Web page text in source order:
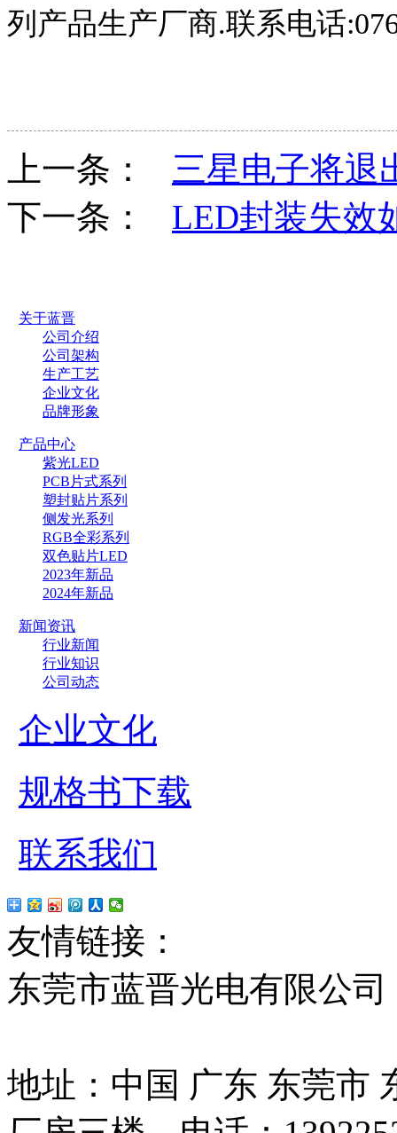
列产品生产厂商.联系电话
上一条： 三星电子将退
下一条： LED封装失效
关于蓝晋
公司介绍
公司架构
生产工艺
企业文化
品牌形象
产品中心
紫光LED
PCB片式系列
塑封贴片系列
侧发光系列
RGB全彩系列
双色贴片LED
2023年新品
2024年新品
新闻资讯
行业新闻
行业知识
公司动态
企业文化
规格书下载
联系我们
友情链接：
东莞市蓝晋光电有限公
地址：中国 广东 东莞市